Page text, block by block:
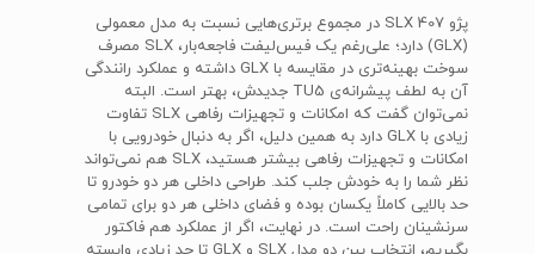
پژو 407 SLX در مجموع برتری‌هایی نسبت به مدل معمولی
(GLX) دارد؛ علی‌رغم یک فیس‌لیفت فاجعه‌بار، SLX مصرف
سوخت بهینه‌تری در مقایسه با GLX داشته و عملکرد رانندگی
آن به لطف پیشرانه‌ی TU5 جدیدش، بهتر است. البته
نمی‌توان گفت که امکانات و تجهیزات رفاهی SLX تفاوت
زیادی با GLX دارد به همین دلیل، اگر به دنبال خودرویی با
امکانات و تجهیزات رفاهی بیشتر هستید، SLX هم نمی‌تواند
نظر شما را به خودش جلب کند. طراحی داخلی هر دو خودرو تا
حد بالایی کاملاً یکسان بوده و فضای داخلی هر دو برای تمامی
سرنشینان راحت است. در نهایت، اگر از عملکرد هم فاکتور